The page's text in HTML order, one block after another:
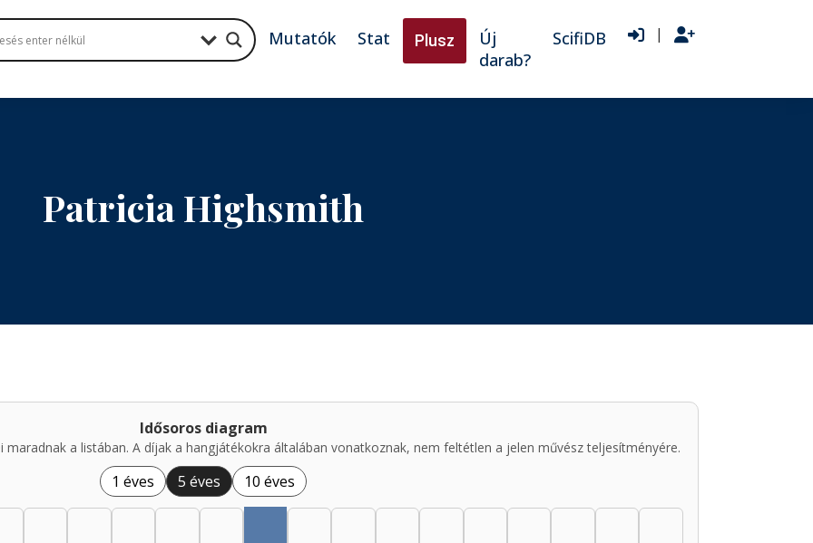
Mutatók Stat Plusz
Új
darab?
ScifiDB |
Patricia Highsmith
Idősoros diagram
a listában. A díjak a hangjátékokra általában vonatkoznak, nem feltétlen a jelen művész teljesítményére.
1 éves 5 éves 10 éves